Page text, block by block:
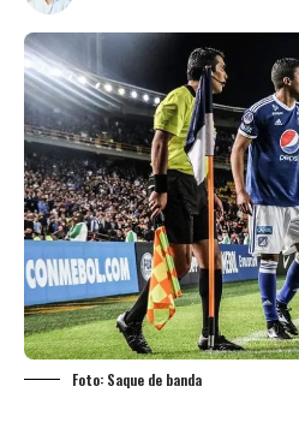
Foto: Saque de banda